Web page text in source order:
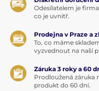
Odesílatelem je
co je uvnitř.
Prodejna v Praze a
To, co máme
vyzvednout na naší
Záruka 3 roky a 60
Prodloužená záruka
produkt do 60 dní.